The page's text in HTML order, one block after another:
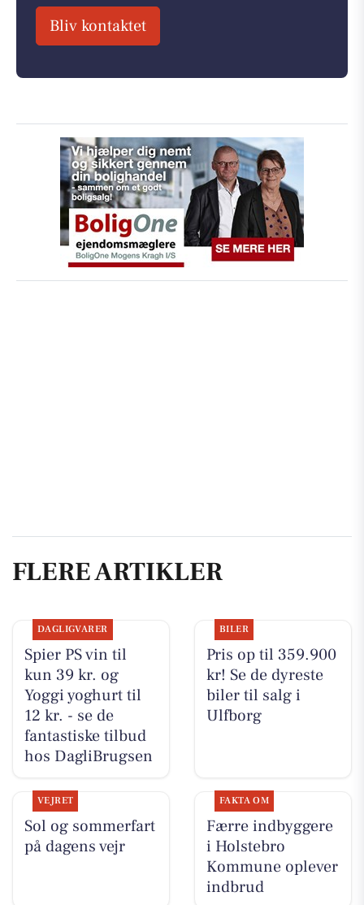
Bliv kontaktet
FLERE ARTIKLER
DAGLIGVARER
Spier PS vin til
kun 39 kr. og
Yoggi yoghurt til
12 kr. - se de
fantastiske tilbud
hos DagliBrugsen
BILER
Pris op til 359.900
kr! Se de dyreste
biler til salg i
Ulfborg
VEJRET
Sol og sommerfart
på dagens vejr
FAKTA OM
Færre indbyggere
i Holstebro
Kommune oplever
indbrud